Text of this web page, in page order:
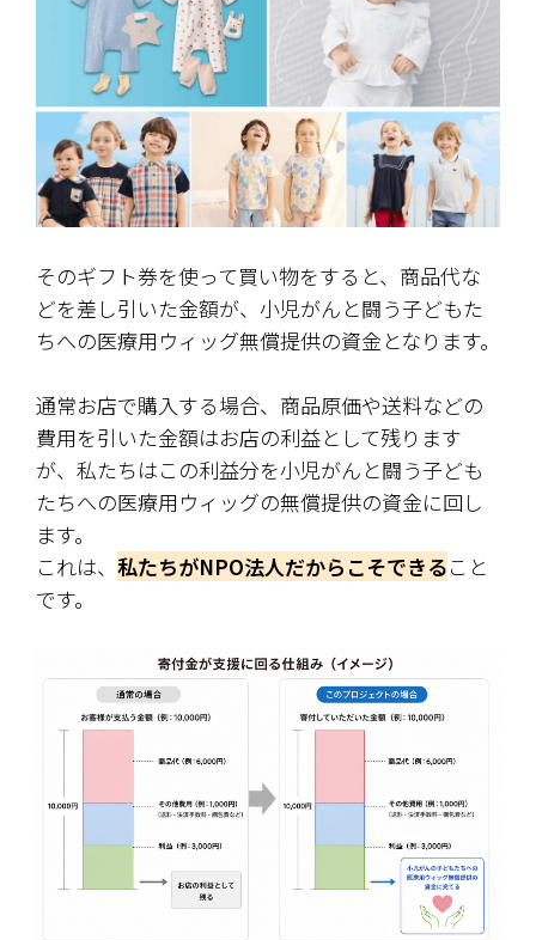
そのギフト券を使って買い物をすると、商品代な
どを差し引いた金額が、小児がんと闘う子どもた
ちへの医療用ウィッグ無償提供の資金となります。
通常お店で購入する場合、商品原価や送料などの
費用を引いた金額はお店の利益として残ります
が、私たちはこの利益分を小児がんと闘う子ども
たちへの医療用ウィッグの無償提供の資金に回し
ます。
これは、 私たちがNPO法人だからこそできること
です。